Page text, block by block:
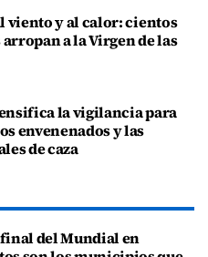
viento y al calor: cientos
a la Virgen de las
la vigilancia para
envenenados y las
de caza
del Mundial en